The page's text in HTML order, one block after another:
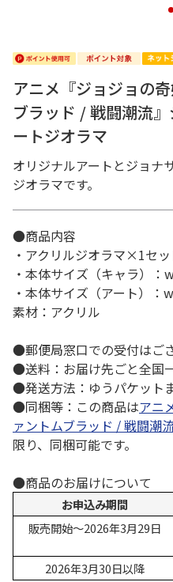
1
アニメ『ジョジョの
ブラッド / 戦闘潮流
ートジオラマ
オリジナルアートとジョナ
ジオラマです。
●商品内容
・アクリルジオラマ×1セッ
・本体サイズ（キャラ）
・本体サイズ（アート）
素材：アクリル
●郵便局窓口での受付はご
●送料：お届け先ごと全国
●発送方法：ゆうパケット
●同梱等：この商品はアニ
ァントムブラッド / 戦闘潮
限り、同梱可能です。
●商品のお届けについて
お申込み期間
販売開始～2026年3月29日
2026年3月30日以降